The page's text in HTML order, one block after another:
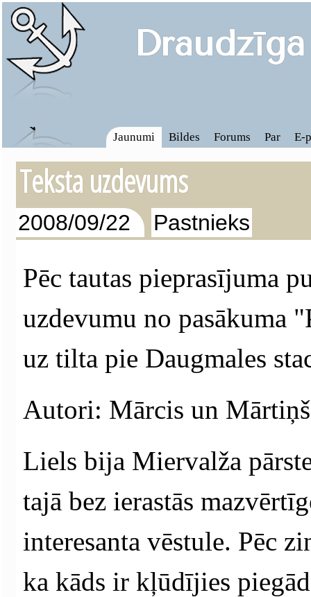
Jaunumi Bildes Forums Par E-
Teksta uzdevums
2008/09/22 Pastnieks
Pēc tautas pieprasījuma
uzdevumu no pasākuma
uz tilta pie Daugmales
Autori: Mārcis un Mārtiņš
Liels bija Miervalža
tajā bez ierastās
interesanta vēstule. Pēc
ka kāds ir kļūdījies